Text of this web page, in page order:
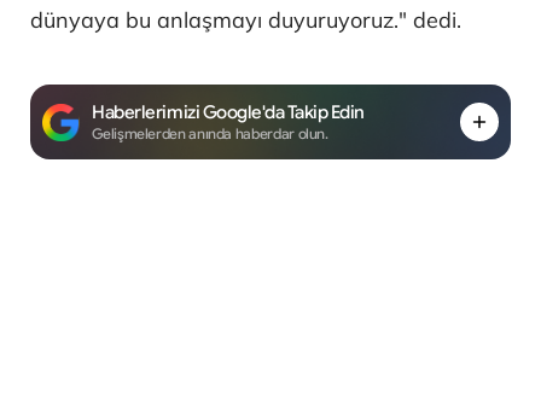
dünyaya bu anlaşmayı duyuruyoruz." dedi.
Haberlerimizi Google'da Takip Edin
Gelişmelerden anında haberdar olun.